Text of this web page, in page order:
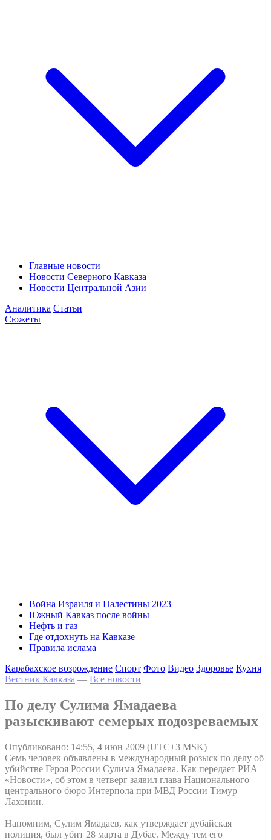
Главные новости
Новости Северного Кавказа
Новости Центральной Азии
Аналитика Статьи
Сюжеты
Война Израиля и Палестины 2023
Южный Кавказ после войны
Нефть и газ
Где отдохнуть на Кавказе
Правила ислама
Карабахское возрождение Спорт Фото Видео Здоровье Кухня
Вестник Кавказа — Все новости
По делу Сулима Ямадаева
разыскивают семерых подозреваемых
Опубликовано: 14:55, 4 июн 2009 (UTC+3 MSK)
Семь человек объявлены в международный розыск по делу об
убийстве Героя России Сулима Ямадаева. Как передает РИА
«Новости», об этом в четверг заявил глава Национального
центрального бюро Интерпола при МВД России Тимур
Лахонин.
Напомним, Сулим Ямадаев, как утверждает дубайская
полиция, был убит 28 марта в Дубае. Между тем его